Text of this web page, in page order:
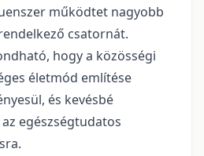
működtet nagyobb
csatornát.
hogy a közösségi
életmód említése
és kevésbé
egészségtudatos